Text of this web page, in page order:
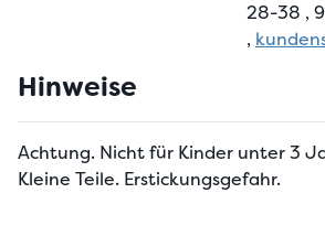
28-38 ,
,
Hinweise
Achtung. Nicht für Kinder unter 3
Kleine Teile. Erstickungsgefahr.